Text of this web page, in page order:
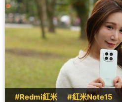
#Redmi紅米 #紅米Note15